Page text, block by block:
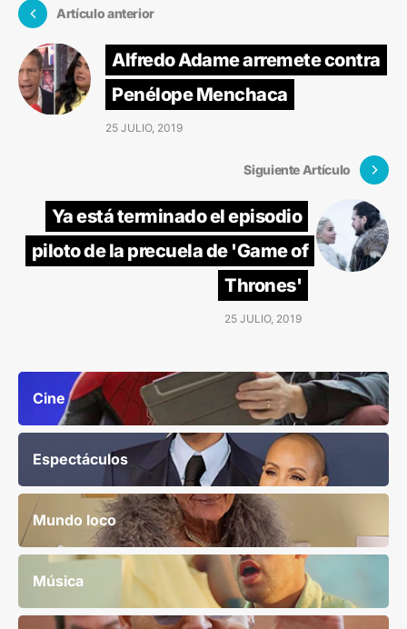
Artículo anterior
Alfredo Adame arremete contra
Penélope Menchaca
25 JULIO, 2019
Siguiente Artículo
Ya está terminado el episodio
piloto de la precuela de 'Game of
Thrones'
25 JULIO, 2019
Cine
Espectáculos
Mundo loco
Música